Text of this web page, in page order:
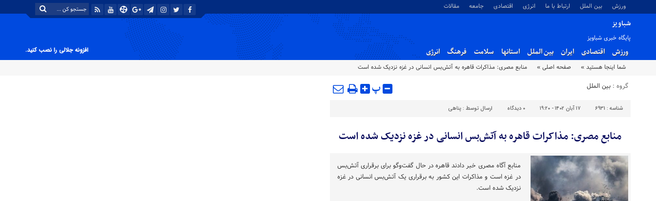
ورزش بین الملل ارتباط با ما انرژی اقتصادی جامعه مقالات
شباویز
پایگاه خبری شباویز
ورزش اقتصادی ایران بین الملل استانها سلامت فرهنگ انرژی افزونه جلالی را نصب کنید.
شما اینجا هستید » صفحه اصلی » منابع مصری: مذاکرات قاهره به آتش‌بس انسانی در غزه نزدیک شده است
گروه : بین الملل پ
شناسه : 6931 ۱۷ آبان ۱۴۰۲ - ۱۹:۲۰ ۰ دیدگاه ارسال توسط : پناهی
منابع مصری: مذاکرات قاهره به آتش‌بس انسانی در غزه نزدیک شده است
منابع آگاه مصری خبر دادند قاهره در حال گفت‌و‌گو برای برقراری آتش‌بس
در غزه است و مذاکرات این کشور به برقراری یک آتش‌بس انسانی در غزه
نزدیک شده است.